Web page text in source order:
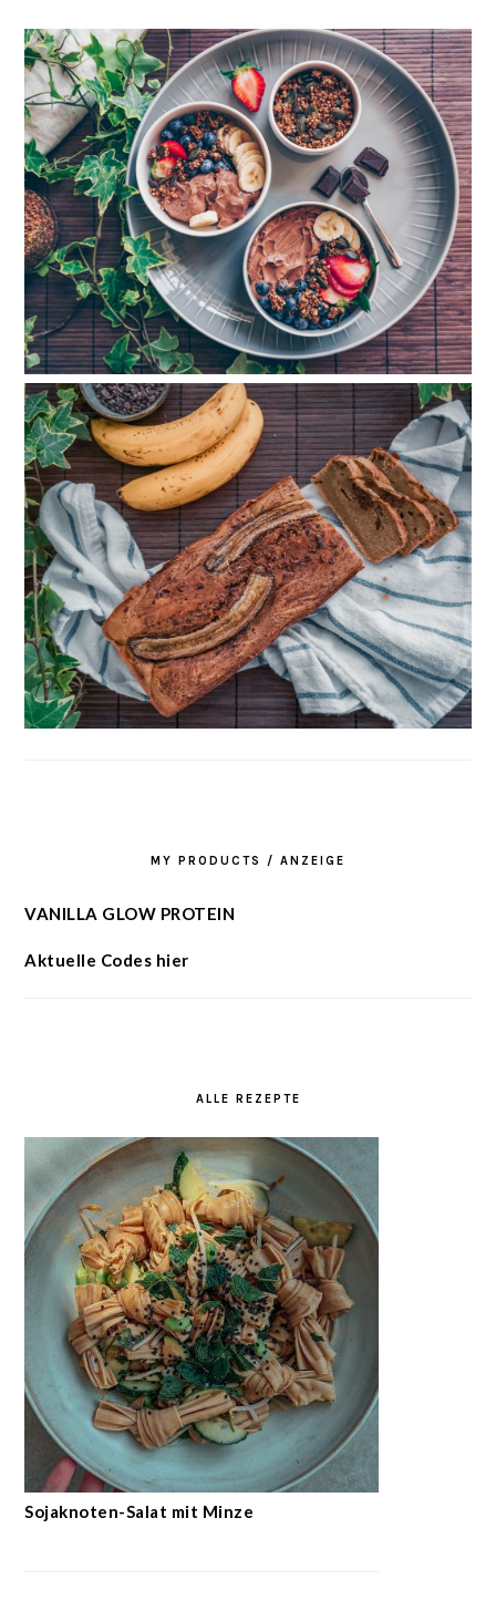
MY PRODUCTS / ANZEIGE
VANILLA GLOW PROTEIN
Aktuelle Codes hier
ALLE REZEPTE
Sojaknoten-Salat mit Minze